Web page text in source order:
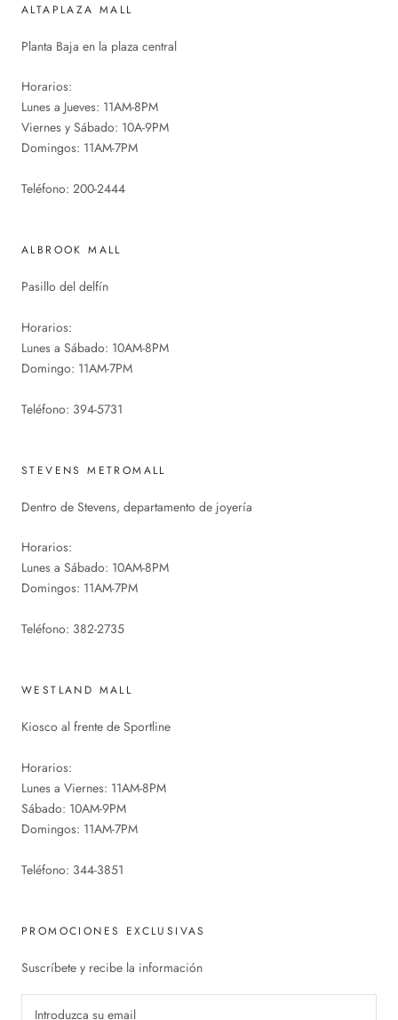
ALTAPLAZA MALL
Planta Baja en la plaza central
Horarios:
Lunes a Jueves: 11AM-8PM
Viernes y Sábado: 10A-9PM
Domingos: 11AM-7PM
Teléfono: 200-2444
ALBROOK MALL
Pasillo del delfín
Horarios:
Lunes a Sábado: 10AM-8PM
Domingo: 11AM-7PM
Teléfono: 394-5731
STEVENS METROMALL
Dentro de Stevens, departamento de joyería
Horarios:
Lunes a Sábado: 10AM-8PM
Domingos: 11AM-7PM
Teléfono: 382-2735
WESTLAND MALL
Kiosco al frente de Sportline
Horarios:
Lunes a Viernes: 11AM-8PM
Sábado: 10AM-9PM
Domingos: 11AM-7PM
Teléfono: 344-3851
PROMOCIONES EXCLUSIVAS
Suscríbete y recibe la información